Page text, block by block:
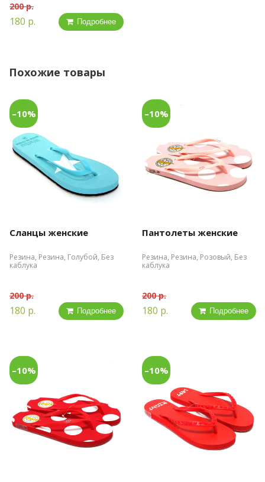
200 р.
180 р. Подробнее
Похожие товары
–10%
Сланцы женские
Резина, Резина, Голубой, Без
каблука
200 р.
180 р. Подробнее
–10%
Пантолеты женские
Резина, Резина, Розовый, Без
каблука
200 р.
180 р. Подробнее
–10% –10%